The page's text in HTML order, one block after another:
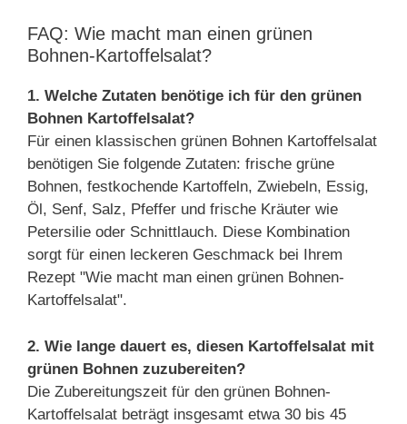
FAQ: Wie macht man einen grünen
Bohnen-Kartoffelsalat?
1. Welche Zutaten benötige ich für den grünen
Bohnen Kartoffelsalat?
Für einen klassischen grünen Bohnen Kartoffelsalat
benötigen Sie folgende Zutaten: frische grüne
Bohnen, festkochende Kartoffeln, Zwiebeln, Essig,
Öl, Senf, Salz, Pfeffer und frische Kräuter wie
Petersilie oder Schnittlauch. Diese Kombination
sorgt für einen leckeren Geschmack bei Ihrem
Rezept "Wie macht man einen grünen Bohnen-
Kartoffelsalat".
2. Wie lange dauert es, diesen Kartoffelsalat mit
grünen Bohnen zuzubereiten?
Die Zubereitungszeit für den grünen Bohnen-
Kartoffelsalat beträgt insgesamt etwa 30 bis 45